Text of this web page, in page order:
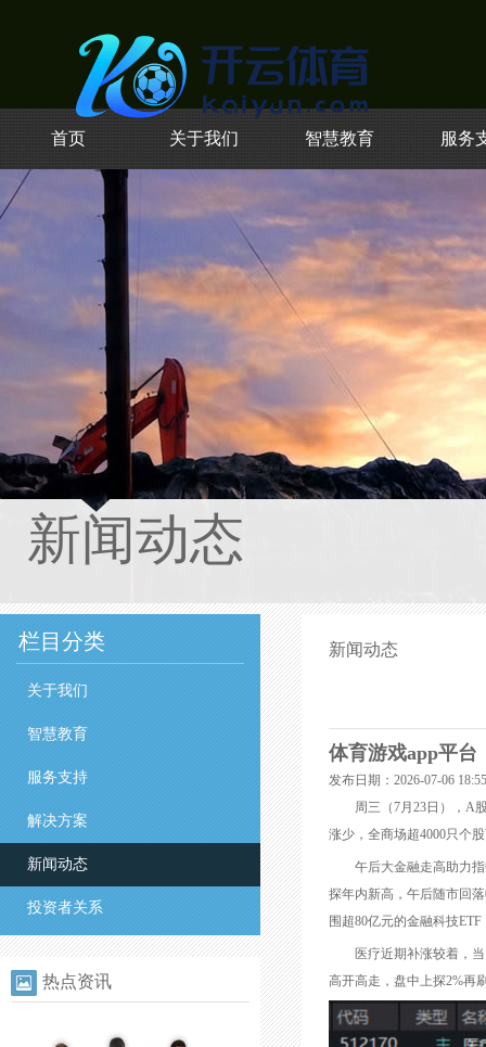
首页 关于我们 智慧教育 服务
新闻动态
栏目分类
关于我们
智慧教育
服务支持
解决方案
新闻动态
投资者关系
热点资讯
新闻动态
体育游戏app平
发布日期：2026-07-06
周三（7月23日），A股
涨少，全商场超4000只个
午后大金融走高助力指数
探年内新高，午后随市回
围超80亿元的金融科技
医疗近期补涨较着，当
高开高走，盘中上探2%再